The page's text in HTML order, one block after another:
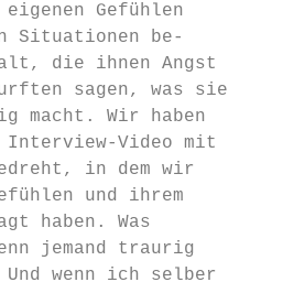
eigenen Gefühlen
Situationen be-
die ihnen Angst
sagen, was sie
macht. Wir haben
Interview-Video mit
gedreht, in dem wir
Gefühlen und ihrem
haben. Was
wenn jemand
Und wenn ich selber